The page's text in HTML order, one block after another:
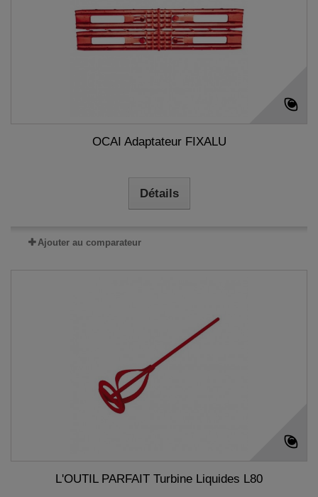
OCAI Adaptateur FIXALU
Détails
Ajouter au comparateur
L'OUTIL PARFAIT Turbine Liquides L80